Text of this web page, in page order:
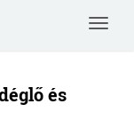
Toggle
és